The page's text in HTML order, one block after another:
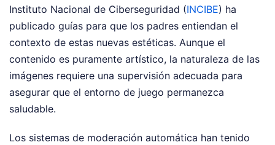
Instituto Nacional de Ciberseguridad (INCIBE) ha
publicado guías para que los padres entiendan el
contexto de estas nuevas estéticas. Aunque el
contenido es puramente artístico, la naturaleza de las
imágenes requiere una supervisión adecuada para
asegurar que el entorno de juego permanezca
saludable.
Los sistemas de moderación automática han tenido